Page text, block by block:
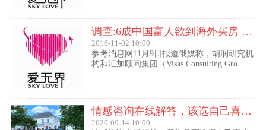
调查:6成中国富人欲到海外买房 最想移民去美国
2016-11-02 10:00
参考消息网11月9日报道俄媒称，胡润研究机
构和汇加顾问集团（Visas Consulting Gro...
情感咨询在线解答，该选自己喜欢的,还是喜欢自己的？
2020-09-14 10:00